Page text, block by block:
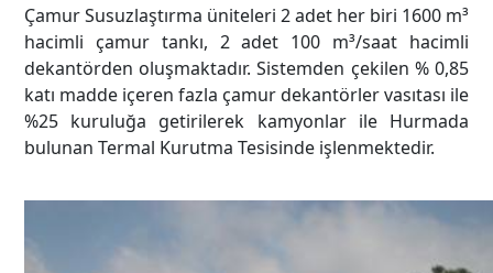
Çamur Susuzlaştırma üniteleri 2 adet her biri 1600 m³
hacimli çamur tankı, 2 adet 100 m³/saat hacimli
dekantörden oluşmaktadır. Sistemden çekilen % 0,85
katı madde içeren fazla çamur dekantörler vasıtası ile
%25 kuruluğa getirilerek kamyonlar ile Hurmada
bulunan Termal Kurutma Tesisinde işlenmektedir.